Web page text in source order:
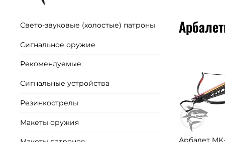
Арбалет
Свето-звуковые (холостые) патроны
Сигнальное оружие
Рекомендуемые
Сигнальные устройства
Резинкострелы
Макеты оружия